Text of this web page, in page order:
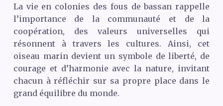
La vie en colonies des fous de bassan rappelle
l’importance de la communauté et de la
coopération, des valeurs universelles qui
résonnent à travers les cultures. Ainsi, cet
oiseau marin devient un symbole de liberté, de
courage et d’harmonie avec la nature, invitant
chacun à réfléchir sur sa propre place dans le
grand équilibre du monde.